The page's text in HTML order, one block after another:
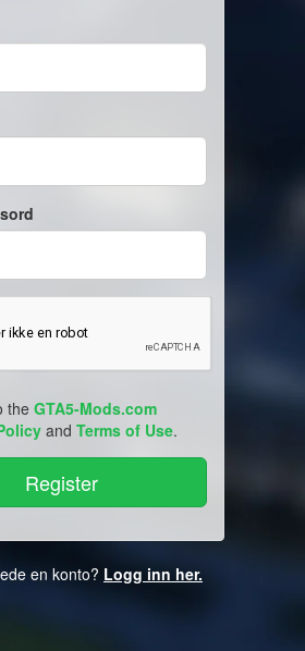
the GTA5-Mods.com
and Terms of Use.
en konto? Logg inn her.